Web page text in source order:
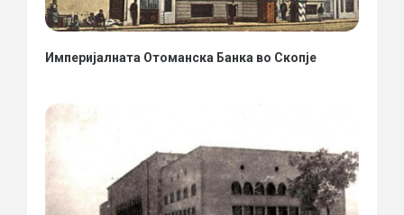
Империјалната Отоманска Банка во Скопје